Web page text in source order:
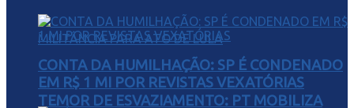
TEMOR DE ESVAZIAMENTO: PT MOBILIZA
CONTA DA HUMILHAÇÃO: SP É CONDENADO
EM R$ 1 MI POR REVISTAS VEXATÓRIAS